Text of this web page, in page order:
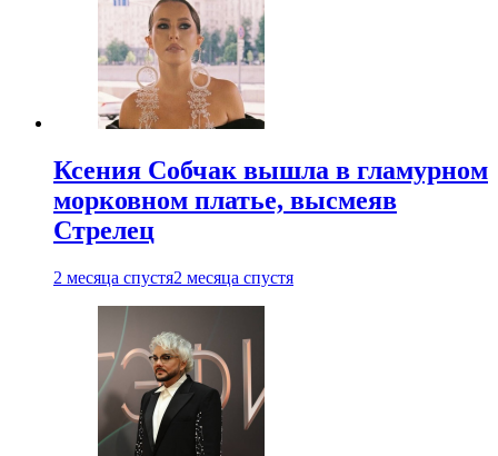
Ксения Собчак вышла в гламурном
морковном платье, высмеяв
Стрелец
2 месяца спустя2 месяца спустя